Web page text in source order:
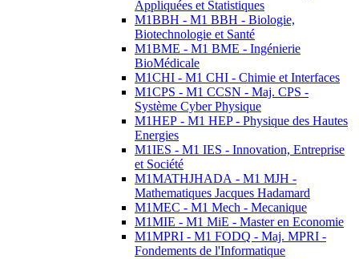
Appliquées et Statistiques
M1BBH - M1 BBH - Biologie,
Biotechnologie et Santé
M1BME - M1 BME - Ingénierie
BioMédicale
M1CHI - M1 CHI - Chimie et Interfaces
M1CPS - M1 CCSN - Maj. CPS -
Système Cyber Physique
M1HEP - M1 HEP - Physique des Hautes
Energies
M1IES - M1 IES - Innovation, Entreprise
et Société
M1MATHJHADA - M1 MJH -
Mathematiques Jacques Hadamard
M1MEC - M1 Mech - Mecanique
M1MIE - M1 MiE - Master en Economie
M1MPRI - M1 FODQ - Maj. MPRI -
Fondements de l'Informatique